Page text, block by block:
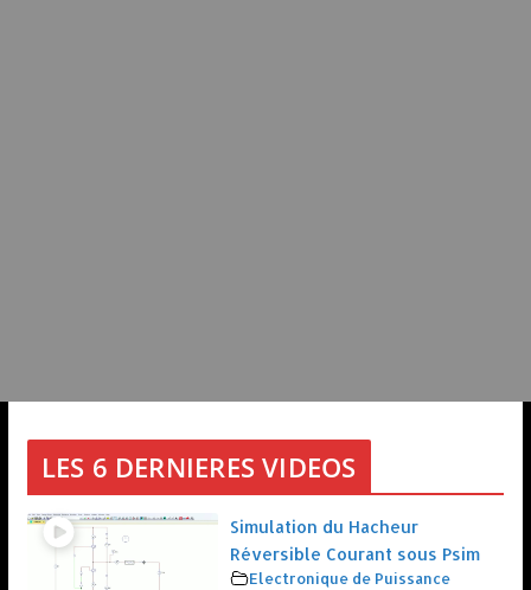
LES 6 DERNIERES VIDEOS
Simulation du Hacheur
Réversible Courant sous Psim
Electronique de Puissance